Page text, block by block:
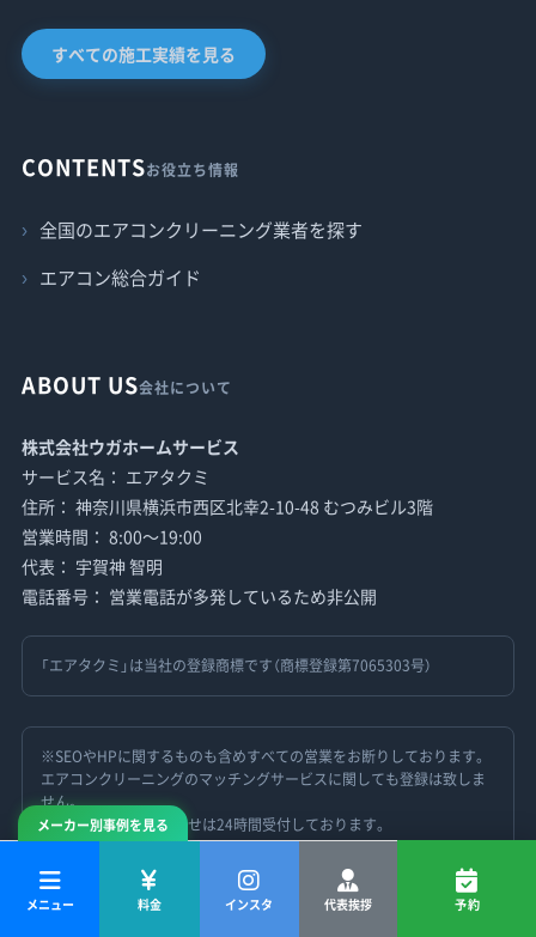
メーカー別事例を見る
メニュー 料金 インスタ 代表挨拶 予約
すべての施工実績を見る
CONTENTSお役立ち情報
全国のエアコンクリーニング業者を探す
エアコン総合ガイド
ABOUT US会社について
株式会社ウガホームサービス
サービス名： エアタクミ
住所： 神奈川県横浜市西区北幸2-10-48 むつみビル3階
営業時間： 8:00〜19:00
代表： 宇賀神 智明
電話番号： 営業電話が多発しているため非公開
「エアタクミ」は当社の登録商標です（商標登録第7065303号）
※SEOやHPに関するものも含めすべての営業をお断りしております。
エアコンクリーニングのマッチングサービスに関しても登録は致しま
せん。
※LINEでのお問い合わせは24時間受付しております。
代表挨拶